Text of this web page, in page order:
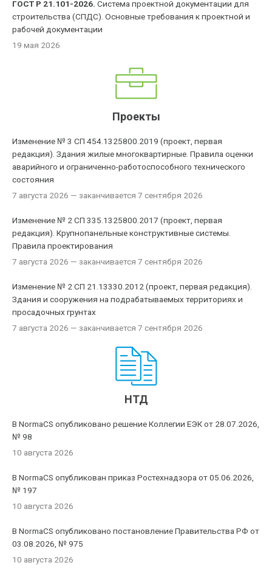
ГОСТ Р 21.101-2026. Система проектной документации для
строительства (СПДС). Основные требования к проектной и
рабочей документации
19 мая 2026
Проекты
Изменение № 3 СП 454.1325800.2019 (проект, первая
редакция). Здания жилые многоквартирные. Правила оценки
аварийного и ограниченно-работоспособного технического
состояния
7 августа 2026 — заканчивается 7 сентября 2026
Изменение № 2 СП 335.1325800.2017 (проект, первая
редакция). Крупнопанельные конструктивные системы.
Правила проектирования
7 августа 2026 — заканчивается 7 сентября 2026
Изменение № 2 СП 21.13330.2012 (проект, первая редакция).
Здания и сооружения на подрабатываемых территориях и
просадочных грунтах
7 августа 2026 — заканчивается 7 сентября 2026
НТД
В NormaCS опубликовано решение Коллегии ЕЭК от 28.07.2026,
№ 98
10 августа 2026
В NormaCS опубликован приказ Ростехнадзора от 05.06.2026,
№ 197
10 августа 2026
В NormaCS опубликовано постановление Правительства РФ от
03.08.2026, № 975
10 августа 2026